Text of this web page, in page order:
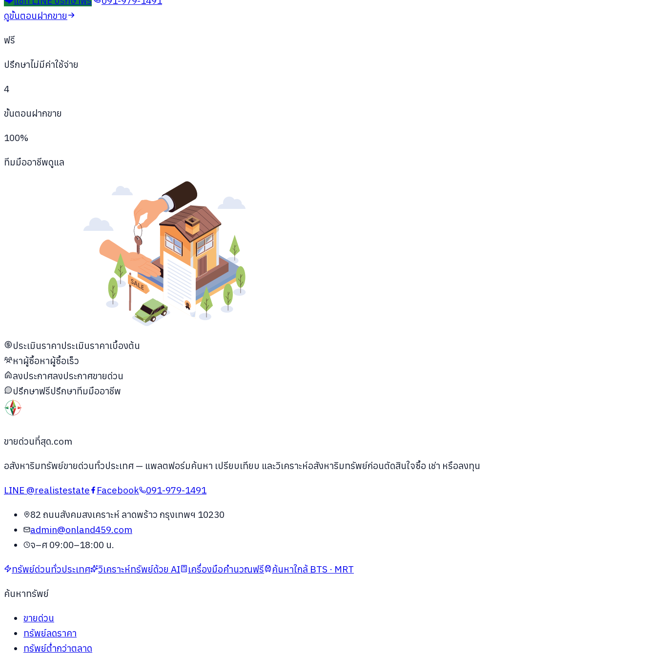
ดูขั้นตอนฝากขาย
ฟรี
ปรึกษาไม่มีค่าใช้จ่าย
4
ขั้นตอนฝากขาย
100%
ทีมมืออาชีพดูแล
ประเมินราคาประเมินราคาเบื้องต้น
หาผู้ซื้อหาผู้ซื้อเร็ว
ลงประกาศลงประกาศขายด่วน
ปรึกษาฟรีปรึกษาทีมมืออาชีพ
ขายด่วนที่สุด.com
อสังหาริมทรัพย์ขายด่วนทั่วประเทศ — แพลตฟอร์มค้นหา เปรียบเทียบ และวิเคราะห์อสังหาริมทรัพย์ก่อนตัดสินใจซื้อ เช่า หรือลงทุน
LINE @realistestate Facebook 091-979-1491
82 ถนนสังคมสงเคราะห์ ลาดพร้าว กรุงเทพฯ 10230
admin@onland459.com
จ–ศ 09:00–18:00 น.
ทรัพย์ด่วนทั่วประเทศ วิเคราะห์ทรัพย์ด้วย AI เครื่องมือคำนวณฟรี ค้นหาใกล้ BTS · MRT
ค้นหาทรัพย์
ขายด่วน
ทรัพย์ลดราคา
ทรัพย์ต่ำกว่าตลาด